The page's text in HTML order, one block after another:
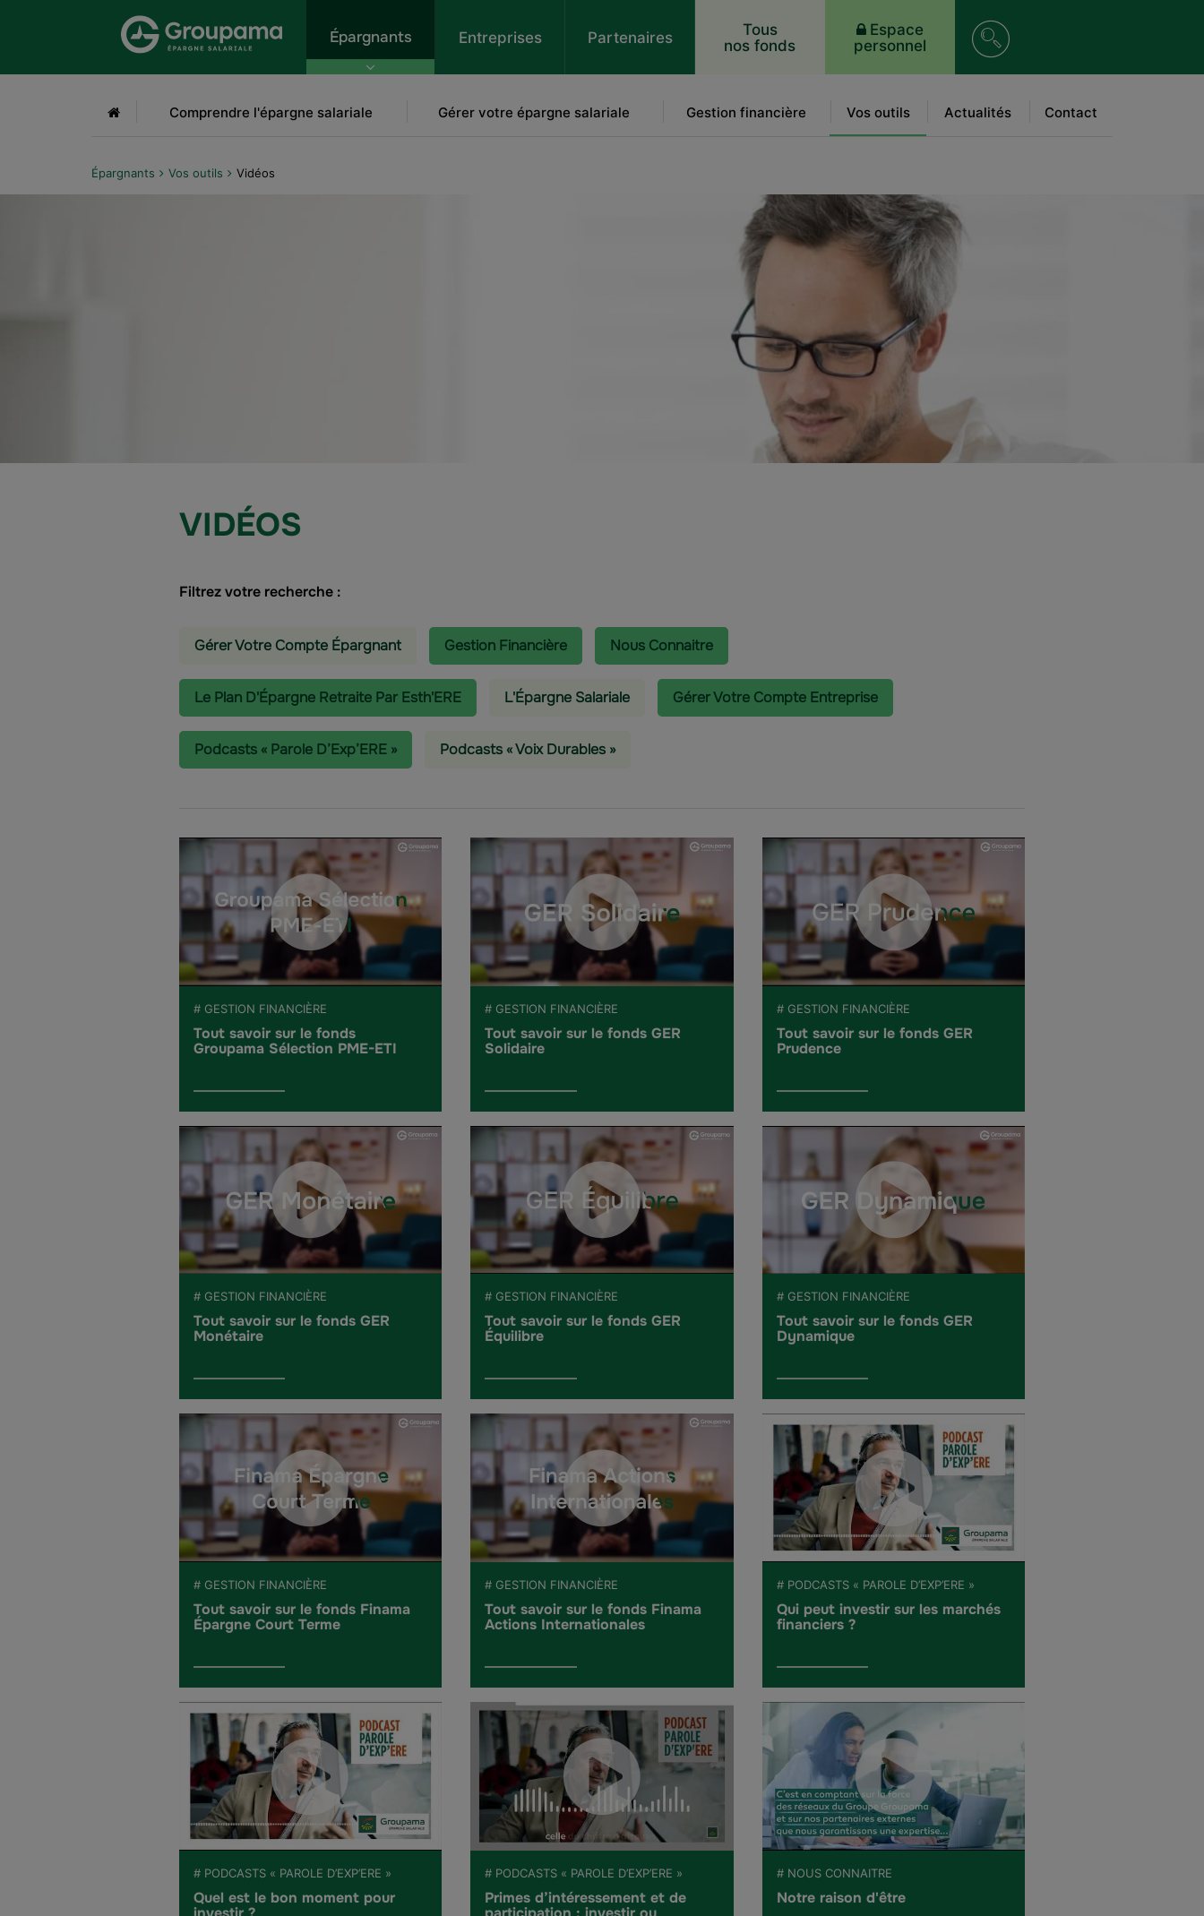
Aller au menu Aller à la recherche
Épargnants
Accueil Comprendre l'épargne salariale Gérer votre épargne salariale Gestion financière Vos outils Actualités Contact
Entreprises Partenaires
Tous
nos fonds
Espace
personnel
sur
le
Épargnants Vos outils Vidéos
VIDÉOS
Filtrez votre recherche :
Gérer Votre Compte Épargnant Gestion Financière Nous Connaitre
Le Plan D'Épargne Retraite Par Esth'ERE L'épargne Salariale Gérer Votre Compte Entreprise
Podcasts « Parole D’Exp’ERE » Podcasts « Voix Durables »
# GESTION FINANCIÈRE
Tout savoir sur le fonds
Groupama Sélection PME-ETI
# GESTION FINANCIÈRE
Tout savoir sur le fonds GER
Solidaire
# GESTION FINANCIÈRE
Tout savoir sur le fonds GER
Prudence
# GESTION FINANCIÈRE
Tout savoir sur le fonds GER
Monétaire
# GESTION FINANCIÈRE
Tout savoir sur le fonds GER
Équilibre
# GESTION FINANCIÈRE
Tout savoir sur le fonds GER
Dynamique
# GESTION FINANCIÈRE
Tout savoir sur le fonds Finama
Épargne Court Terme
# GESTION FINANCIÈRE
Tout savoir sur le fonds Finama
Actions Internationales
# PODCASTS « PAROLE D’EXP’ERE »
Qui peut investir sur les marchés
financiers ?
# PODCASTS « PAROLE D’EXP’ERE »
Quel est le bon moment pour
# PODCASTS « PAROLE D’EXP’ERE »
Primes d’intéressement et de
# NOUS CONNAITRE
Notre raison d'être